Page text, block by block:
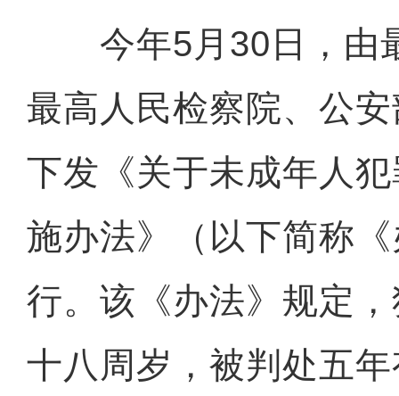
今年5月30日，由
最高人民检察院、公
下发《关于未成年人
施办法》（以下简称
行。该《办法》规定
十八周岁，被判处五